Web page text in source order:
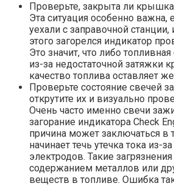
Проверьте, закрыта ли
Эта ситуация особенно важна,
уехали с заправочной станции,
этого загорелся индикатор
Это значит, что либо
из-за недостаточной затяжки
качество топлива оставляет
Проверьте состояние свечей
открутите их и визуально
Очень часто именно свечи
загорание индикатора Check
причина может заключаться в
начинает течь утечка тока из-
электродов. Такие
содержанием металлов или
веществ в топливе. Ошибка